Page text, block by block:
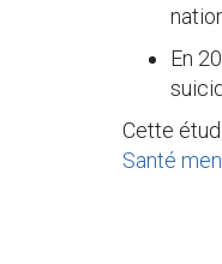
En
Cette
Santé